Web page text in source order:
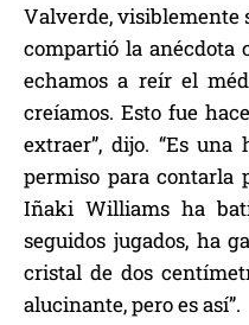
Valverde, visiblemente
compartió la anécdota
echamos a reír el
creíamos. Esto fue
extraer”, dijo. “Es
permiso para contarla
Iñaki Williams ha
seguidos jugados, ha
cristal de dos
alucinante, pero es así”.